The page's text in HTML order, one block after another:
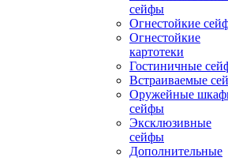
сейфы
Огнестойкие
Огнестойкие
картотеки
Гостиничные
Встраиваемые
Оружейные
сейфы
Эксклюзивные
сейфы
Дополнительные